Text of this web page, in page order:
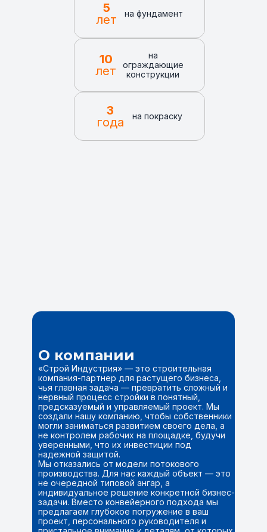
5
лет
на фундамент
10
лет
на
ограждающие
конструкции
3
года
на покраску
О компании
«Строй Индустрия» — это строительная
компания-партнер для растущего бизнеса,
чья главная задача — превратить сложный и
нервный процесс стройки в понятный,
предсказуемый и управляемый проект. Мы
создали нашу компанию, чтобы собственники
могли заниматься развитием своего дела, а
не контролем рабочих на площадке, будучи
уверенными, что их инвестиции под
надежной защитой.
Мы отказались от модели потокового
производства. Для нас каждый объект — это
не очередной типовой ангар, а
индивидуальное решение конкретной бизнес-
задачи. Вместо конвейерного подхода мы
предлагаем глубокое погружение в ваш
проект, персонального руководителя и